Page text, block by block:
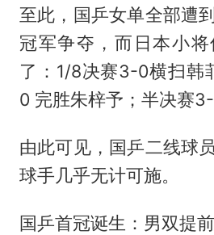
至此，国乒女单全部遭
冠军争夺，而日本小
了：1/8决赛3-0横扫韩
0 完胜朱梓予；半决赛3-
由此可见，国乒二线球
球手几乎无计可施。
国乒首冠诞生：男双提